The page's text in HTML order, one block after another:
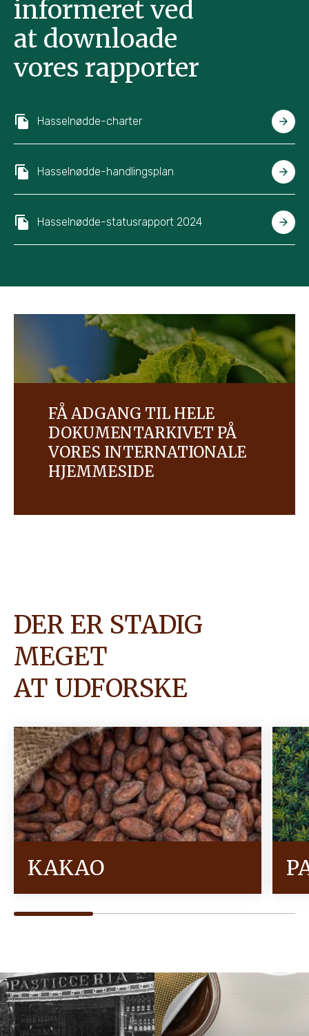
informeret ved
at downloade
vores rapporter
Hasselnødde-charter
Hasselnødde-handlingsplan
Hasselnødde-statusrapport 2024
FÅ ADGANG TIL HELE
DOKUMENTARKIVET PÅ
VORES INTERNATIONALE
HJEMMESIDE
DER ER STADIG
MEGET
AT UDFORSKE
KAKAO